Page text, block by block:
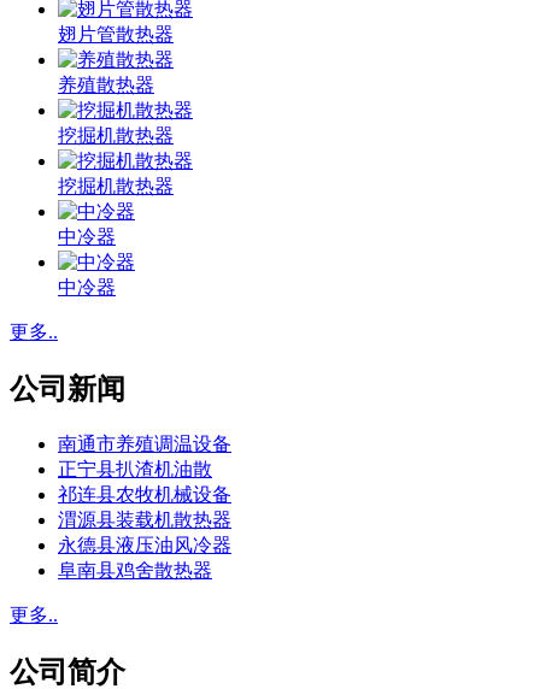
翅片管散热器
养殖散热器
挖掘机散热器
挖掘机散热器
中冷器
中冷器
更多..
公司新闻
南通市养殖调温设备
正宁县扒渣机油散
祁连县农牧机械设备
渭源县装载机散热器
永德县液压油风冷器
阜南县鸡舍散热器
更多..
公司简介